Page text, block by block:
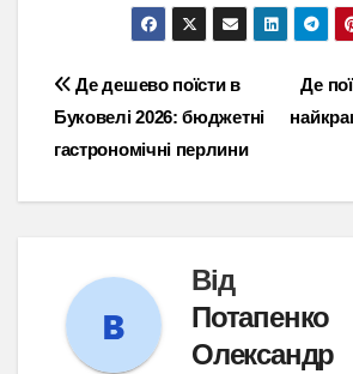
Навігація
записів
Де
Де дешево поїсти в
Буковелі 2026: бюджетні
гастрономічні перлини
Від
Потапенко
Олександр